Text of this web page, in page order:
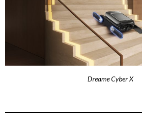
Dreame Cyber X